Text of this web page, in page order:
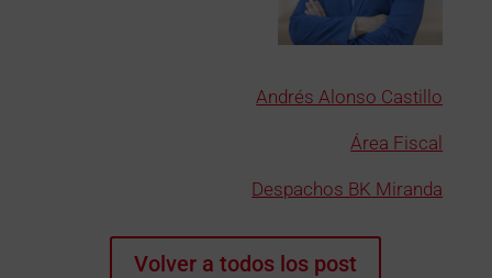
Andrés Alonso Castillo
Área Fiscal
Despachos BK Miranda
Volver a todos los post